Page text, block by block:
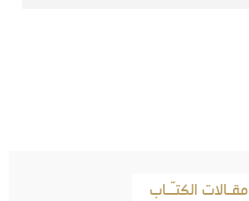
مقـالات الكتـّـاب